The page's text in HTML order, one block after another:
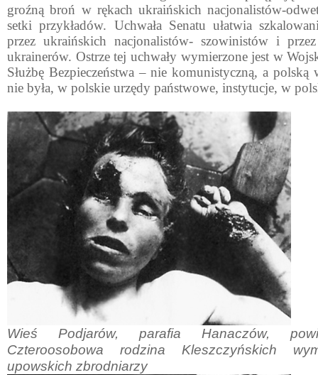
groźną broń w rękach ukraińskich nacjonalistów-
setki przykładów. Uchwała Senatu ułatwia
przez ukraińskich na­cjonalistów- szowinistów i
ukrainerów. Ostrze tej uchwały wymierzone jest w
Służbę Bezpieczeństwa – nie komunistyczną, a polską
nie była, w polskie urzędy państwowe, instytucje, w
Wieś Podjarów, parafia Hanaczów,
Czteroosobowa rodzina Kleszczyńskich
upowskich zbrodniarzy